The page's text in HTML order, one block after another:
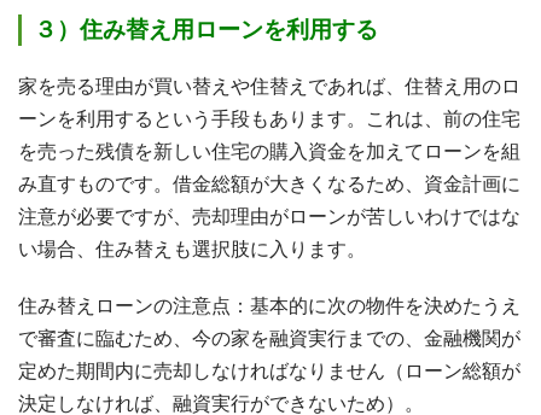
３）住み替え用ローンを利用する
家を売る理由が買い替えや住替えであれば、住替え用のロ
ーンを利用するという手段もあります。これは、前の住宅
を売った残債を新しい住宅の購入資金を加えてローンを組
み直すものです。借金総額が大きくなるため、資金計画に
注意が必要ですが、売却理由がローンが苦しいわけではな
い場合、住み替えも選択肢に入ります。
住み替えローンの注意点：基本的に次の物件を決めたうえ
で審査に臨むため、今の家を融資実行までの、金融機関が
定めた期間内に売却しなければなりません（ローン総額が
決定しなければ、融資実行ができないため）。